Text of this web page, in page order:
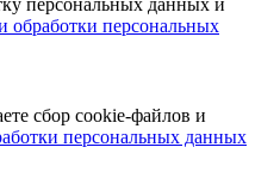
обработки персональных
сбор cookie-файлов и
персональных данных